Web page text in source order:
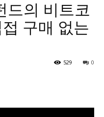
드의 비트코
구매 없는
0
529